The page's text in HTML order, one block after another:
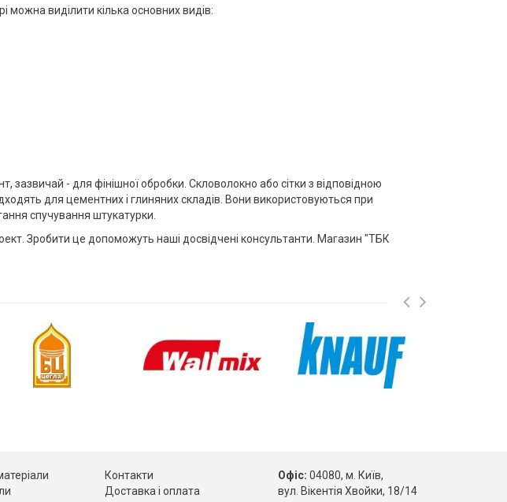
можна виділити кілька основних видів:
зазвичай - для фінішної обробки. Скловолокно або сітки з відповідною
для цементних і глиняних складів. Вони використовуються при
спучування штукатурки.
Зробити це допоможуть наші досвідчені консультанти. Магазин "ТБК
Контакти
Доставка і оплата
Офіс: 04080, м. Київ,
вул. Вікентія Хвойки, 18/14